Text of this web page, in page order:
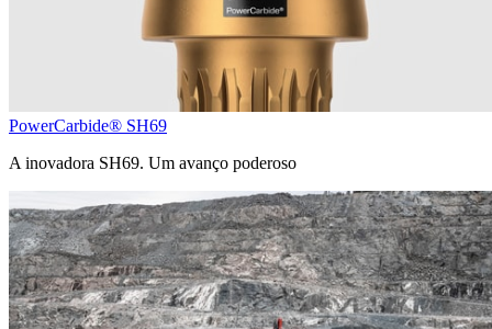
PowerCarbide® SH69
A inovadora SH69. Um avanço poderoso